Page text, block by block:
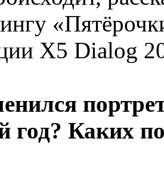
X5 Dialog
год? Каких